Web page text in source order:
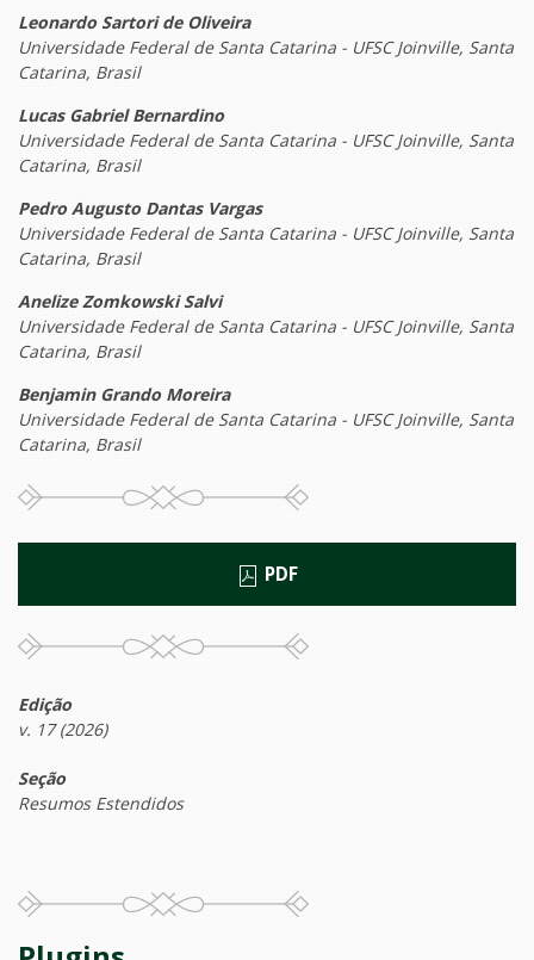
Leonardo Sartori de Oliveira
Universidade Federal de Santa Catarina - UFSC Joinville, Santa
Catarina, Brasil
Lucas Gabriel Bernardino
Universidade Federal de Santa Catarina - UFSC Joinville, Santa
Catarina, Brasil
Pedro Augusto Dantas Vargas
Universidade Federal de Santa Catarina - UFSC Joinville, Santa
Catarina, Brasil
Anelize Zomkowski Salvi
Universidade Federal de Santa Catarina - UFSC Joinville, Santa
Catarina, Brasil
Benjamin Grando Moreira
Universidade Federal de Santa Catarina - UFSC Joinville, Santa
Catarina, Brasil
PDF
Edição
v. 17 (2026)
Seção
Resumos Estendidos